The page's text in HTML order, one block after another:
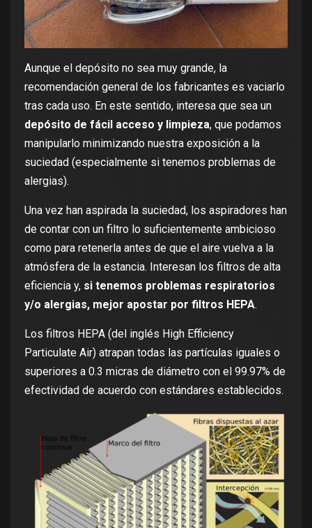
Aunque el depósito no sea muy grande, la
recomendación general de los fabricantes es vaciarlo
tras cada uso. En este sentido, interesa que sea un
depósito de fácil acceso y limpieza, que podamos
manipularlo minimizando nuestra exposición a la
suciedad (especialmente si tenemos problemas de
alergias).
Una vez han aspirada la suciedad, los aspiradores han
de contar con un filtro lo suficientemente ambicioso
como para retenerla antes de que el aire vuelva a la
atmósfera de la estancia. Interesan los filtros de alta
eficiencia y, si tenemos problemas respiratorios
y/o alergias, mejor apostar por filtros HEPA.
Los filtros HEPA (del inglés High Efficiency
Particulate Air​) atrapan todas las partículas iguales o
superiores a 0.3 micras de diámetro con el 99.97% de
efectividad de acuerdo con estándares establecidos.